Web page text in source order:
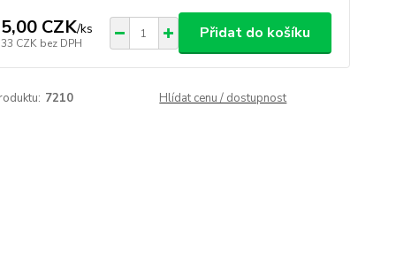
CZK/ks
CZK bez DPH
Přidat do košíku
7210 Hlídat cenu / dostupnost